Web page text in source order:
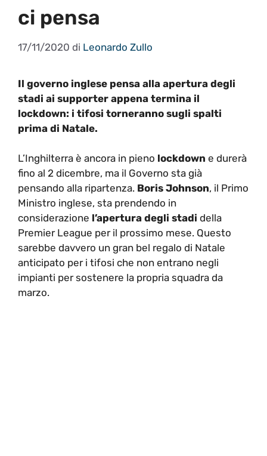
ci pensa
17/11/2020 di Leonardo Zullo
Il governo inglese pensa alla apertura degli
stadi ai supporter appena termina il
lockdown: i tifosi torneranno sugli spalti
prima di Natale.
L’Inghilterra è ancora in pieno lockdown e durerà
fino al 2 dicembre, ma il Governo sta già
pensando alla ripartenza. Boris Johnson, il Primo
Ministro inglese, sta prendendo in
considerazione l’apertura degli stadi della
Premier League per il prossimo mese. Questo
sarebbe davvero un gran bel regalo di Natale
anticipato per i tifosi che non entrano negli
impianti per sostenere la propria squadra da
marzo.